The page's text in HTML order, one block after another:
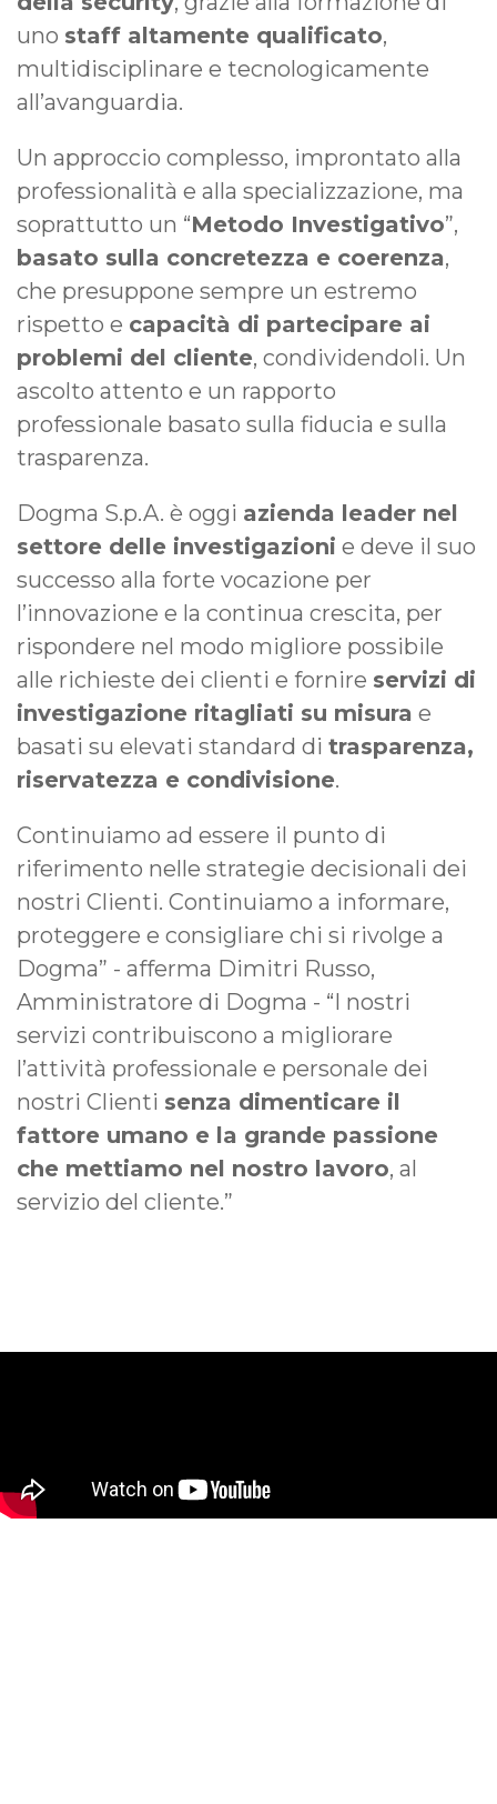
uno staff altamente qualificato,
multidisciplinare e tecnologicamente
all’avanguardia.
Un approccio complesso, improntato alla
professionalità e alla specializzazione, ma
soprattutto un “Metodo Investigativo”,
basato sulla concretezza e coerenza,
che presuppone sempre un estremo
rispetto e capacità di partecipare ai
problemi del cliente, condividendoli. Un
ascolto attento e un rapporto
professionale basato sulla fiducia e sulla
trasparenza.
Dogma S.p.A. è oggi azienda leader nel
settore delle investigazioni e deve il suo
successo alla forte vocazione per
l’innovazione e la continua crescita, per
rispondere nel modo migliore possibile
alle richieste dei clienti e fornire servizi di
investigazione ritagliati su misura e
basati su elevati standard di trasparenza,
riservatezza e condivisione.
Continuiamo ad essere il punto di
riferimento nelle strategie decisionali dei
nostri Clienti. Continuiamo a informare,
proteggere e consigliare chi si rivolge a
Dogma” - afferma Dimitri Russo,
Amministratore di Dogma - “I nostri
servizi contribuiscono a migliorare
l’attività professionale e personale dei
nostri Clienti senza dimenticare il
fattore umano e la grande passione
che mettiamo nel nostro lavoro, al
servizio del cliente.”